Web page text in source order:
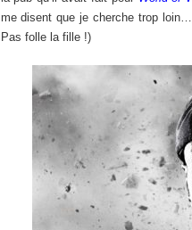
me disent que je cherche trop
Pas folle la fille !)